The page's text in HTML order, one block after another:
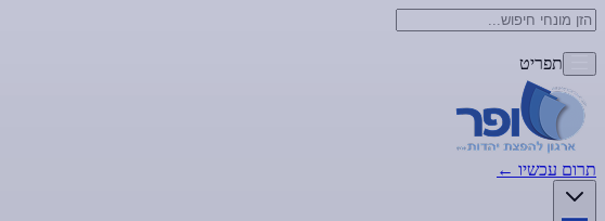
תפריט
תרום עכשיו ←